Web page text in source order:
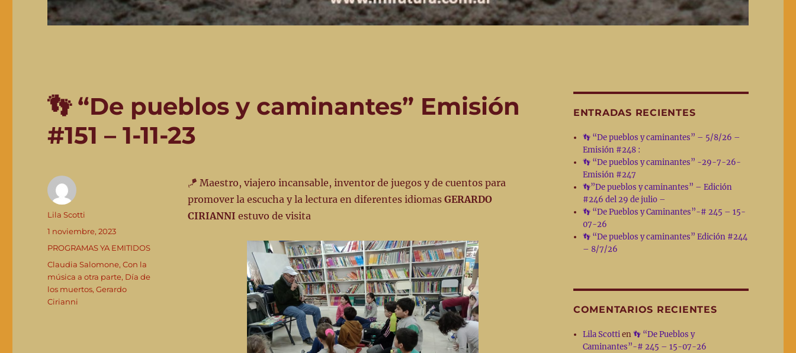
👣 “De pueblos y caminantes” Emisión
#151 – 1-11-23
🪁 Maestro, viajero incansable, inventor de juegos y de cuentos para
promover la escucha y la lectura en diferentes idiomas GERARDO
CIRIANNI estuvo de visita
Autor
Lila Scotti
Publicado
el
1 noviembre, 2023
Categorías
PROGRAMAS YA EMITIDOS
Etiquetas
Claudia Salomone,Con la
música a otra parte, Día de
los muertos,Gerardo
Cirianni
ENTRADAS RECIENTES
👣 “De pueblos y caminantes” – 5/8/26 –
Emisión #248 :
👣 “De pueblos y caminantes” -29-7-26-
Emisión #247
👣”De pueblos y caminantes” – Edición
#246 del 29 de julio –
👣 “De Pueblos y Caminantes”-# 245 – 15-
07-26
👣 “De pueblos y caminantes” Edición #244
– 8/7/26
COMENTARIOS RECIENTES
Lila Scottien👣 “De Pueblos y
Caminantes”-# 245 – 15-07-26